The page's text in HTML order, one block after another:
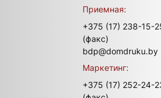
Приемная:
+375 (17) 238-15-
(факс)
bdp@domdruku.by
Маркетинг:
+375 (17) 252-24-